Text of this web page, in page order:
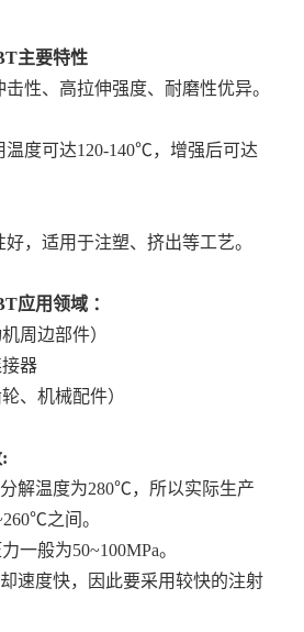
主要特性
性、高拉伸强度、耐磨性优异。
温度可达120-140℃，增强后可达
，适用于注塑、挤出等工艺。
应用领域 ：
周边部件）
器
、机械配件）
解温度为280℃，所以实际生产
之间。
一般为50~100MPa。
速度快，因此要采用较快的注射